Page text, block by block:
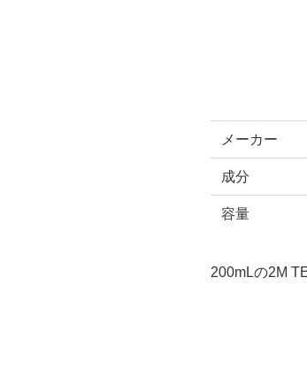
メーカー
成分
容量
200mLの2M